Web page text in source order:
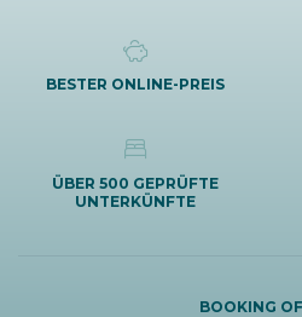
BESTER ONLINE-PREIS
ÜBER 500 GEPRÜFTE
UNTERKÜNFTE
BOOKING